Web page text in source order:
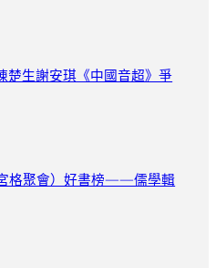
楚生謝安琪《中國音超》爭
格聚會）好書榜——儒學輯